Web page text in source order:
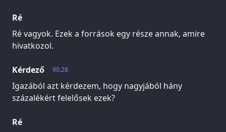
Ré
Ré vagyok. Ezek a források egy része annak, amire
hivatkozol.
90.28
Kérdező
Igazából azt kérdezem, hogy nagyjából hány
százalékért felelősek ezek?
Ré